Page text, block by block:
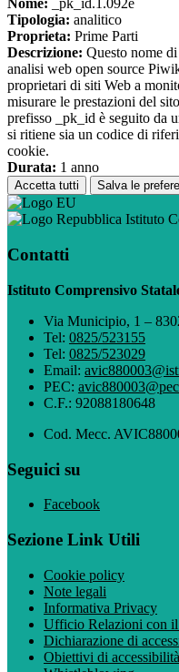
Nome: _pk_id.1.092e
Tipologia: analitico
Proprieta: Prime Parti
Descrizione: Questo nome
analisi web open source
proprietari di siti Web a
misurare le prestazioni del
prefisso _pk_id è seguito da
si ritiene sia un codice di
cookie.
Durata: 1 anno
Accetta tutti Salva le
Istituto
Contatti
Istituto Comprensivo
Via Municipio, 1 –
Tel: 0825/523155
Tel: 0825/523029
Email:
PEC:
C.F.: 92088180648
Cod. Mecc.
Seguici su
Facebook
Sezione Link Utili
Cookie policy
Note legali
Informativa Privacy
Ufficio Relazioni con
Dichiarazione di
Obiettivi di accessibilità